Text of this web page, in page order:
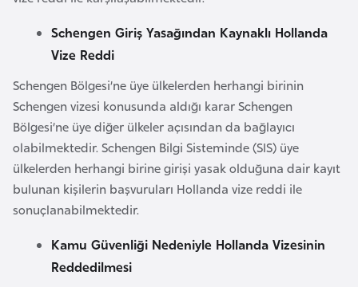
Schengen Giriş Yasağından Kaynaklı Hollanda
Vize Reddi
Schengen Bölgesi’ne üye ülkelerden herhangi birinin
Schengen vizesi konusunda aldığı karar Schengen
Bölgesi’ne üye diğer ülkeler açısından da bağlayıcı
olabilmektedir. Schengen Bilgi Sisteminde (SIS) üye
ülkelerden herhangi birine girişi yasak olduğuna dair kayıt
bulunan kişilerin başvuruları Hollanda vize reddi ile
sonuçlanabilmektedir.
Kamu Güvenliği Nedeniyle Hollanda Vizesinin
Reddedilmesi
H
e
r
s
e
k